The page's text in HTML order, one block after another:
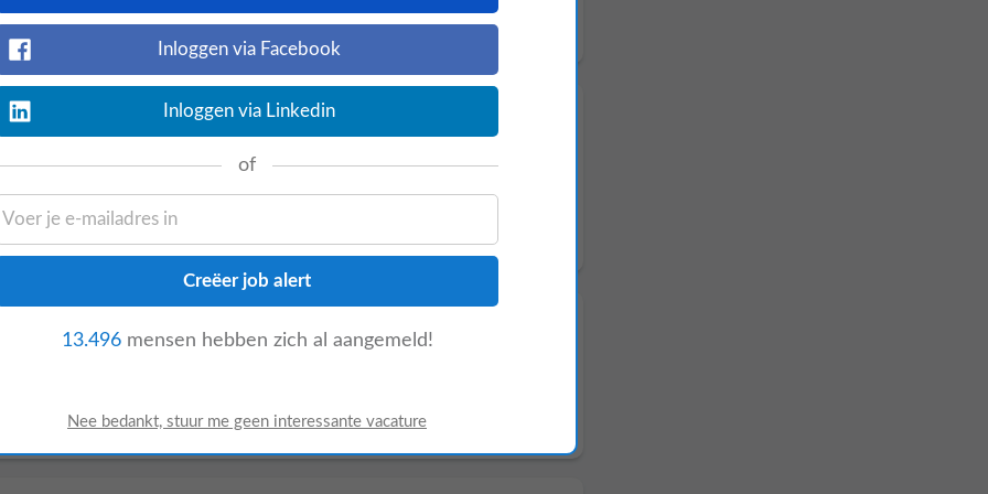
van veel telefonisch klantcontact?
Over het bedrijf Binnen dit
geen dag hetzelfde is. Het bedrijf
salaris van €15,94 per uur en werken
Inloggen via Facebook
Inloggen via Linkedin
of
13.496mensen hebben zich al aangemeld!